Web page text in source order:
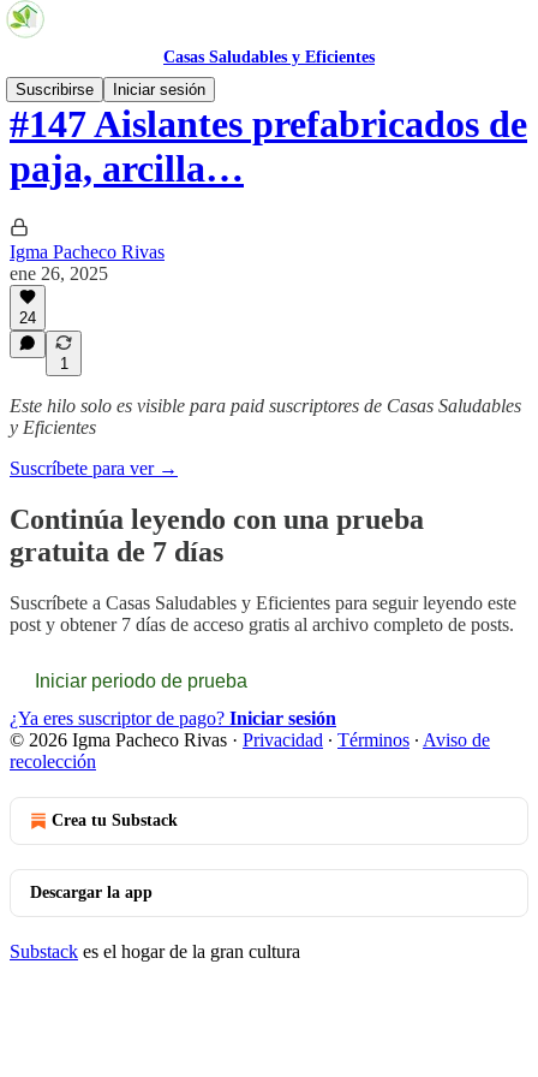
Casas Saludables y Eficientes
Suscribirse
Iniciar sesión
#147 Aislantes prefabricados de
paja, arcilla…
Igma Pacheco Rivas
ene 26, 2025
24
1
Este hilo solo es visible para paid suscriptores de Casas Saludables
y Eficientes
Suscríbete para ver →
Continúa leyendo con una prueba
gratuita de 7 días
Suscríbete a Casas Saludables y Eficientes para seguir leyendo este
post y obtener 7 días de acceso gratis al archivo completo de posts.
Iniciar periodo de prueba
¿Ya eres suscriptor de pago? Iniciar sesión
© 2026 Igma Pacheco Rivas · Privacidad ∙ Términos ∙ Aviso de
recolección
Crea tu Substack
Descargar la app
Substack es el hogar de la gran cultura